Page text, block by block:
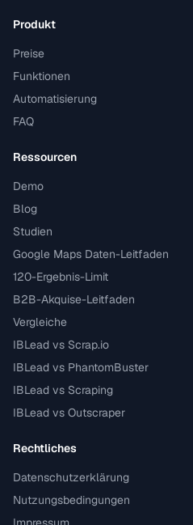
Produkt
Preise
Funktionen
Automatisierung
FAQ
Ressourcen
Demo
Blog
Studien
Google Maps Daten-Leitfaden
120-Ergebnis-Limit
B2B-Akquise-Leitfaden
Vergleiche
IBLead vs Scrap.io
IBLead vs PhantomBuster
IBLead vs Scraping
IBLead vs Outscraper
Rechtliches
Datenschutzerklärung
Nutzungsbedingungen